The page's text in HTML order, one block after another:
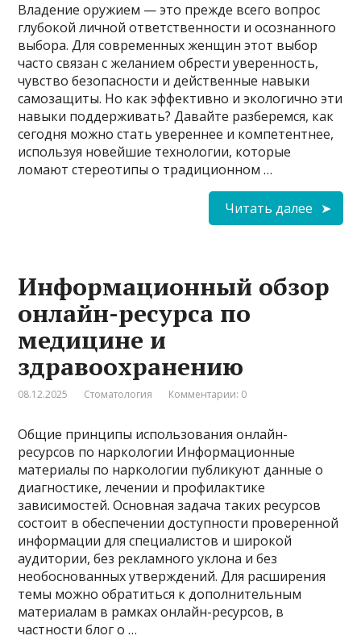
Владение оружием — это прежде всего вопрос
глубокой личной ответственности и осознанного
выбора. Для современных женщин этот выбор
часто связан с желанием обрести уверенность,
чувство безопасности и действенные навыки
самозащиты. Но как эффективно и экологично эти
навыки поддерживать? Давайте разберемся, как
сегодня можно стать увереннее и компетентнее,
используя новейшие технологии, которые
ломают стереотипы о традиционном …
Читать далее
Информационный обзор
онлайн-ресурса по
медицине и
здравоохранению
08.12.2025 Стоматология Комментарии: 0
Общие принципы использования онлайн-
ресурсов по наркологии Информационные
материалы по наркологии публикуют данные о
диагностике, лечении и профилактике
зависимостей. Основная задача таких ресурсов
состоит в обеспечении доступности проверенной
информации для специалистов и широкой
аудитории, без рекламного уклона и без
необоснованных утверждений. Для расширения
темы можно обратиться к дополнительным
материалам в рамках онлайн-ресурсов, в
частности блог о …